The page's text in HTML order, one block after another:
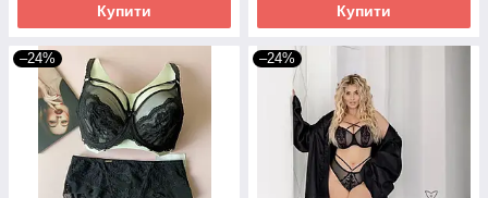
Купити Купити
–24% –24%